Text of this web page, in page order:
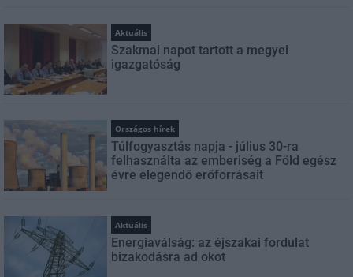
Aktuális
Szakmai napot tartott a megyei
igazgatóság
Országos hírek
Túlfogyasztás napja - július 30-ra
felhasználta az emberiség a Föld egész
évre elegendő erőforrásait
Aktuális
Energiaválság: az éjszakai fordulat
bizakodásra ad okot